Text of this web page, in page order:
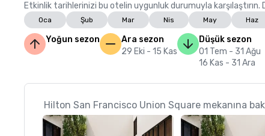
Etkinlik tarihlerinizi bu otelin uygunluk durumuyla
Oca Şub Mar Nis May Haz
Yoğun sezon
Ara sezon
29 Eki - 15 Kas
Düşük sezon
01 Tem - 31 Ağu
16 Kas - 31 Ara
Hilton San Francisco Union Square mekanına